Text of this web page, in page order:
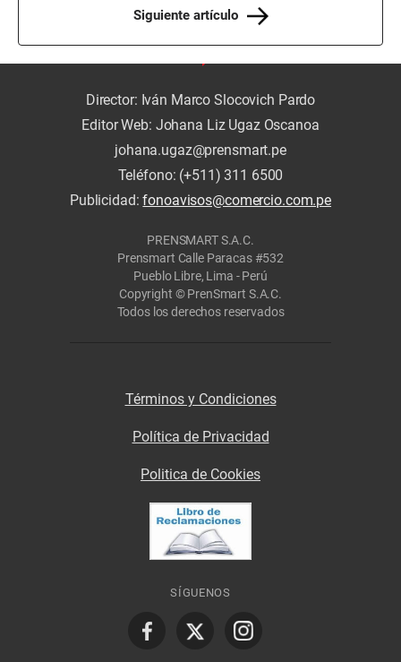
Siguiente artículo
Director: Iván Marco Slocovich Pardo
Editor Web: Johana Liz Ugaz Oscanoa
johana.ugaz@prensmart.pe
Teléfono: (+511) 311 6500
Publicidad:fonoavisos@comercio.com.pe
PRENSMART S.A.C.
Prensmart Calle Paracas #532
Pueblo Libre, Lima - Perú
Copyright © PrenSmart S.A.C.
Todos los derechos reservados
Términos y Condiciones
Política de Privacidad
Politica de Cookies
SÍGUENOS